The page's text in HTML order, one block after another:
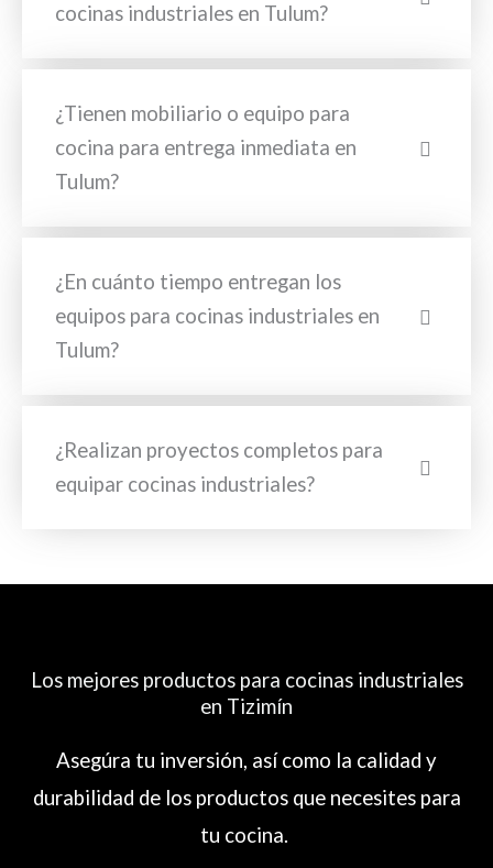
cocinas industriales en Tulum?
¿Tienen mobiliario o equipo para
cocina para entrega inmediata en
Tulum?
¿En cuánto tiempo entregan los
equipos para cocinas industriales en
Tulum?
¿Realizan proyectos completos para
equipar cocinas industriales?
Los mejores productos para cocinas industriales
en Tizimín
Asegúra tu inversión, así como la calidad y
durabilidad de los productos que necesites para
tu cocina.